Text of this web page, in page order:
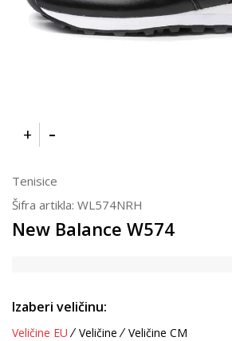
Tenisice
Šifra artikla: WL574NRH
New Balance W574
Izaberi veličinu:
Veličine EU Veličine Veličine CM